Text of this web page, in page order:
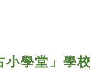
小學堂」學